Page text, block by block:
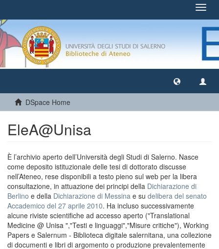
DSpace Home
EleA@Unisa
È l’archivio aperto dell’Università degli Studi di Salerno. Nasce
come deposito istituzionale delle tesi di dottorato discusse
nell’Ateneo, rese disponibili a testo pieno sul web per la libera
consultazione, in attuazione dei principi della Dichiarazione di
Berlino e della Dichiarazione di Messina e su delibera del senato
Accademico del 27 aprile 2010. Ha incluso successivamente
alcune riviste scientifiche ad accesso aperto ("Translational
Medicine @ Unisa ","Testi e linguaggi","Misure critiche"), Working
Papers e Salernum - Biblioteca digitale salernitana, una collezione
di documenti e libri di argomento o produzione prevalentemente